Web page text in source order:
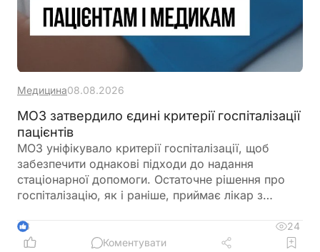
Медицина08.08.2026
МОЗ затвердило єдині критерії госпіталізації
пацієнтів
МОЗ уніфікувало критерії госпіталізації, щоб
забезпечити однакові підходи до надання
стаціонарної допомоги. Остаточне рішення про
госпіталізацію, як і раніше, приймає лікар з
3
24
Коментувати